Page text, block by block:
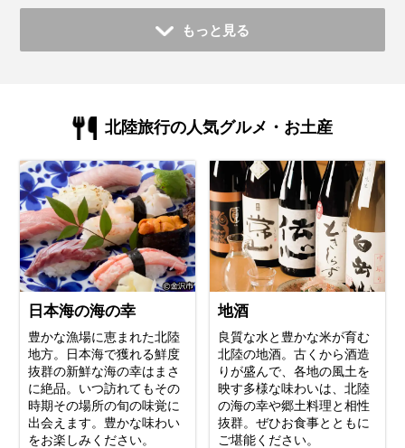
もっと見る
北陸旅行の人気グルメ・お土産
日本海の海の幸
豊かな漁場に恵まれた北陸
地方。日本海で獲れる鮮度
抜群の新鮮な海の幸はまさ
に絶品。いつ訪れてもその
時期その場所の旬の味覚に
出会えます。豊かな味わい
をお楽しみください。
地酒
良質な水と豊かな米が育む
北陸の地酒。古くから酒造
りが盛んで、各地の風土を
映す多様な味わいは、北陸
の海の幸や郷土料理と相性
抜群。ぜひお食事とともに
ご堪能ください。